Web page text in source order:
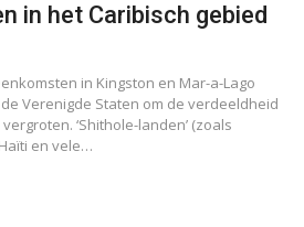
in het Caribisch gebied
in Kingston en Mar-a-Lago
Verenigde Staten om de verdeeldheid
‘Shithole-landen’ (zoals
en vele…